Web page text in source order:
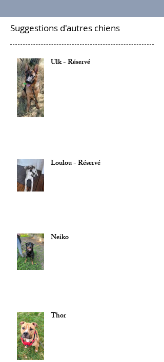
Suggestions d'autres chiens
Ulk - Réservé
Loulou - Réservé
Neiko
Thor